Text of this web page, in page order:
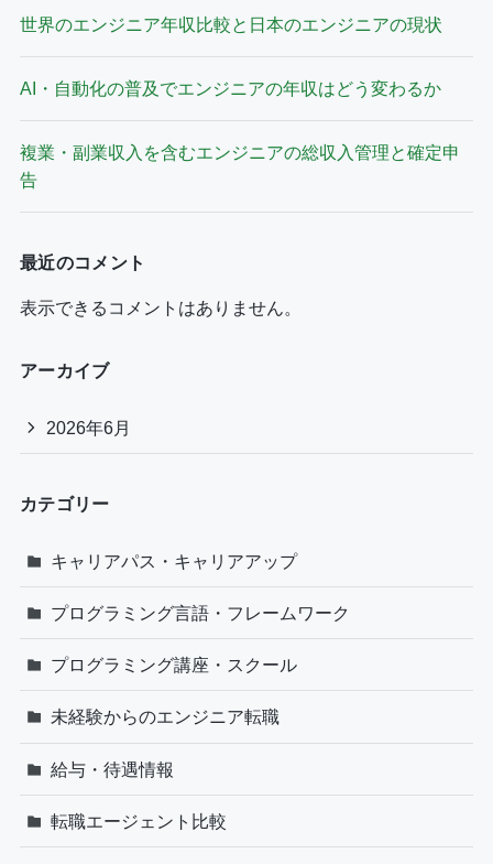
世界のエンジニア年収比較と日本のエンジニアの現状
AI・自動化の普及でエンジニアの年収はどう変わるか
複業・副業収入を含むエンジニアの総収入管理と確定申
告
最近のコメント
表示できるコメントはありません。
アーカイブ
2026年6月
カテゴリー
キャリアパス・キャリアアップ
プログラミング言語・フレームワーク
プログラミング講座・スクール
未経験からのエンジニア転職
給与・待遇情報
転職エージェント比較